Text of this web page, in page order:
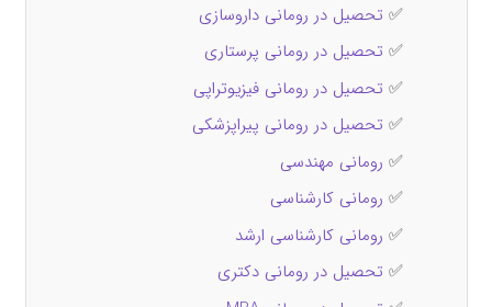
✅ تحصیل در رومانی داروسازی
✅ تحصیل در رومانی پرستاری
✅ تحصیل در رومانی فیزیوتراپی
✅ تحصیل در رومانی پیراپزشکی
✅ رومانی مهندسی
✅ رومانی کارشناسی
✅ رومانی کارشناسی ارشد
✅ تحصیل در رومانی دکتری